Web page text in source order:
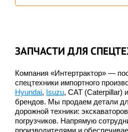
ЗАПЧАСТИ ДЛЯ
Компания «Интертрактор» —
спецтехники импортного
Hyundai, Isuzu, CAT (Caterpillar)
брендов. Мы продаем детали
дорожной техники:
погрузчиков. Напрямую
производителями и